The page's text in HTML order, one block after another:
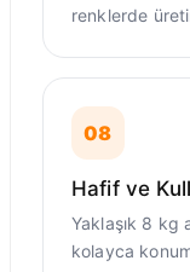
renklerde
08
Hafif ve
Yaklaşık 8 kg
kolayca